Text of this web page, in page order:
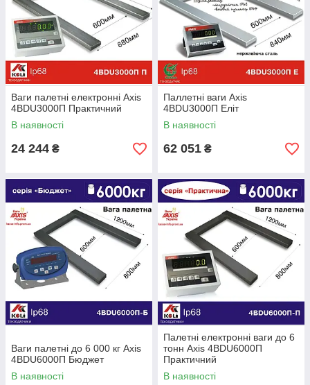
Ваги палетні електронні Ахіѕ
4BDU3000П Практичний
В наявності
24 244 ₴
Паллетні ваги Аxis
4BDU3000П Еліт
В наявності
62 051 ₴
Ваги палетні до 6 000 кг Ахіѕ
4BDU6000П Бюджет
В наявності
Палетні електронні ваги до 6
тонн Ахіѕ 4BDU6000П
Практичний
В наявності